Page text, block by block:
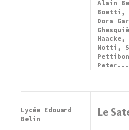
Alain
Boetti,
Dora
Motti,
Peter...
Le
Lycée Edouard
Belin